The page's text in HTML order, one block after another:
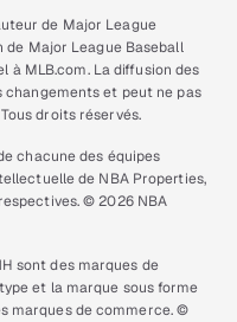
de Major League
Major League Baseball
à MLB.com. La diffusion des
changements et peut ne pas
droits réservés.
chacune des équipes
de NBA Properties,
© 2026 NBA
sont des marques de
et la marque sous forme
marques de commerce. ©